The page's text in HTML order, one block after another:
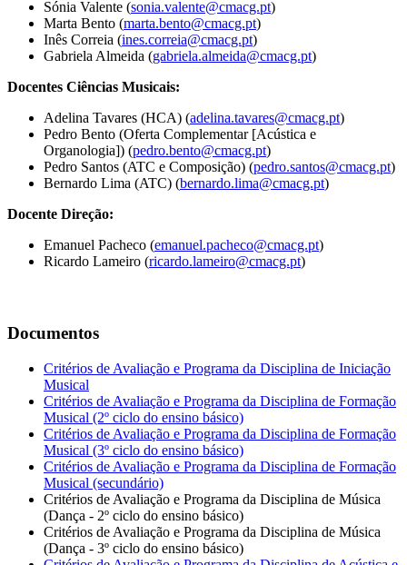
Sónia Valente (sonia.valente@cmacg.pt)
Marta Bento (marta.bento@cmacg.pt)
Inês Correia (ines.correia@cmacg.pt)
Gabriela Almeida (gabriela.almeida@cmacg.pt)
Docentes Ciências Musicais:
Adelina Tavares (HCA) (adelina.tavares@cmacg.pt)
Pedro Bento (Oferta Complementar [Acústica e
Organologia]) (pedro.bento@cmacg.pt)
Pedro Santos (ATC e Composição) (pedro.santos@cmacg.pt)
Bernardo Lima (ATC) (bernardo.lima@cmacg.pt)
Docente Direção:
Emanuel Pacheco (emanuel.pacheco@cmacg.pt)
Ricardo Lameiro (ricardo.lameiro@cmacg.pt)
Documentos
Critérios de Avaliação e Programa da Disciplina de Iniciação
Musical
Critérios de Avaliação e Programa da Disciplina de Formação
Musical (2º ciclo do ensino básico)
Critérios de Avaliação e Programa da Disciplina de Formação
Musical (3º ciclo do ensino básico)
Critérios de Avaliação e Programa da Disciplina de Formação
Musical (secundário)
Critérios de Avaliação e Programa da Disciplina de Música
(Dança - 2º ciclo do ensino básico)
Critérios de Avaliação e Programa da Disciplina de Música
(Dança - 3º ciclo do ensino básico)